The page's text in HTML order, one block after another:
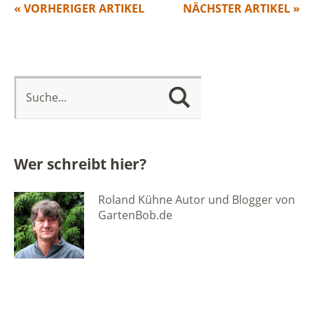
NÄCHSTER ARTIKEL »
« VORHERIGER ARTIKEL
Wer schreibt hier?
Roland Kühne Autor und Blogger von
GartenBob.de